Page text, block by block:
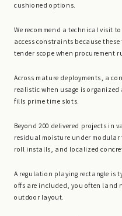
cushioned options.
We recommend a technical visit
access constraints because
tender scope when procurement
Across mature deployments, a
realistic when usage is
fills prime time slots.
Beyond 200 delivered projects in
residual moisture under modular
roll installs, and localized
A regulation playing rectangle is
offs are included, you often land
outdoor layout.